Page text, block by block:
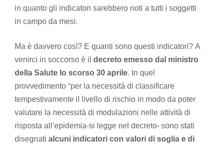
in quanto gli indicatori sarebbero noti a tutti i soggetti
in campo da mesi.
Ma è davvero così? E quanti sono questi indicatori? A
venirci in soccorso è il decreto emesso dal ministro
della Salute lo scorso 30 aprile. In quel
provvedimento “per la necessità di classificare
tempestivamente il livello di rischio in modo da poter
valutare la necessità di modulazioni nelle attività di
risposta all’epidemia-si legge nel decreto- sono stati
disegnati alcuni indicatori con valori di soglia e di